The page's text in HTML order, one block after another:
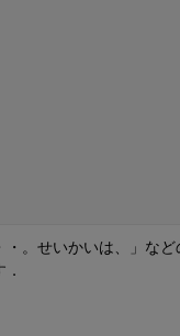
。せいかいは、」な